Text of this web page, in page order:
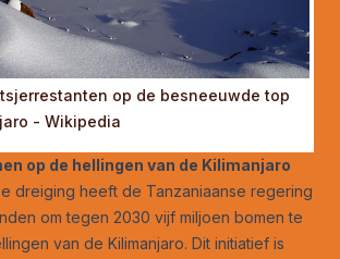
op de besneeuwde top
- Wikipedia
op de hellingen van de Kilimanjaro
dreiging heeft de Tanzaniaanse regering
om tegen 2030 vijf miljoen bomen te
van de Kilimanjaro. Dit initiatief is